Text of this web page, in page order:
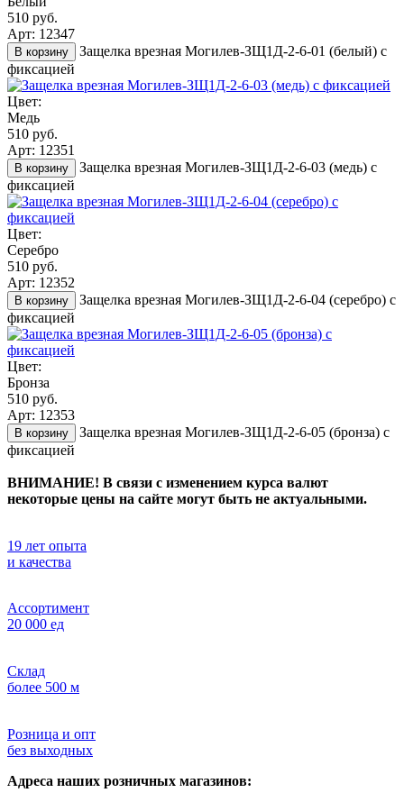
510 руб.
Арт: 12347
В корзину
Защелка врезная Могилев-ЗЩ1Д-2-6-01 (белый) с
фиксацией
Цвет:
Медь
510 руб.
Арт: 12351
В корзину
Защелка врезная Могилев-ЗЩ1Д-2-6-03 (медь) с
фиксацией
Цвет:
Серебро
510 руб.
Арт: 12352
В корзину
Защелка врезная Могилев-ЗЩ1Д-2-6-04 (серебро) с
фиксацией
Цвет:
Бронза
510 руб.
Арт: 12353
В корзину
Защелка врезная Могилев-ЗЩ1Д-2-6-05 (бронза) с
фиксацией
ВНИМАНИЕ! В связи с изменением курса валют
некоторые цены на сайте могут быть не актуальными.
19 лет опыта
и качества
Ассортимент
20 000 ед
Склад
более 500 м
Розница и опт
без выходных
Адреса наших розничных магазинов: